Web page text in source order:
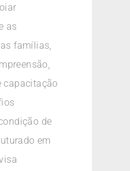
as
famílias,
capacitação
de
em